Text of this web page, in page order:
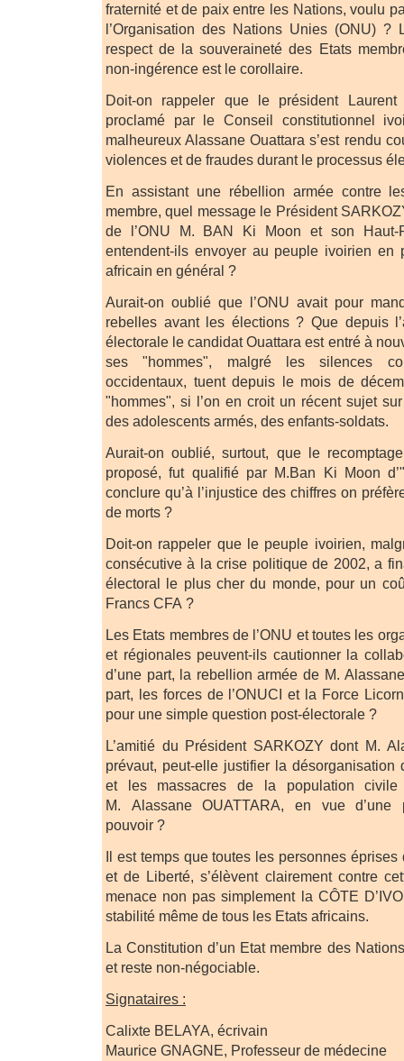
fraternité et de paix entre les Nations, voulu
l’Organisation des Nations Unies (ONU) ?
respect de la souveraineté des Etats
non-ingérence est le corollaire.
Doit-on rappeler que le président
proclamé par le Conseil constitutionnel
malheureux Alassane Ouattara s’est rendu
violences et de fraudes durant le processus
En assistant une rébellion armée contre
membre, quel message le Président
de l’ONU M. BAN Ki Moon et son Haut-
entendent-ils envoyer au peuple ivoirien en
africain en général ?
Aurait-on oublié que l’ONU avait pour
rebelles avant les élections ? Que depuis
électorale le candidat Ouattara est entré à
ses "hommes", malgré les silences
occidentaux, tuent depuis le mois de
"hommes", si l’on en croit un récent sujet
des adolescents armés, des enfants-soldats.
Aurait-on oublié, surtout, que le
proposé, fut qualifié par M.Ban Ki Moon
conclure qu’à l’injustice des chiffres on
de morts ?
Doit-on rappeler que le peuple ivoirien,
consécutive à la crise politique de 2002, a
électoral le plus cher du monde, pour un
Francs CFA ?
Les Etats membres de l’ONU et toutes les
et régionales peuvent-ils cautionner la
d’une part, la rebellion armée de M.
part, les forces de l’ONUCI et la Force
pour une simple question post-électorale ?
L’amitié du Président SARKOZY dont M.
prévaut, peut-elle justifier la
et les massacres de la population
M. Alassane OUATTARA, en vue d’une
pouvoir ?
Il est temps que toutes les personnes
et de Liberté, s’élèvent clairement contre
menace non pas simplement la CÔTE
stabilité même de tous les Etats africains.
La Constitution d’un Etat membre des
et reste non-négociable.
Signataires :
Calixte BELAYA, écrivain
Maurice GNAGNE, Professeur de médecine